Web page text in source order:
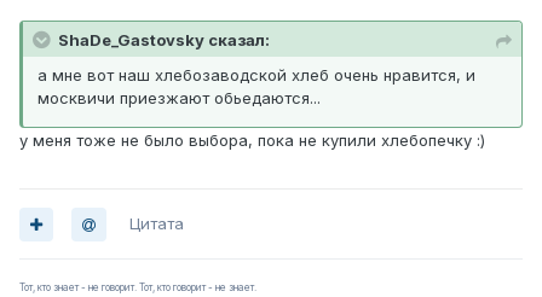
ShaDe_Gastovsky сказал:
а мне вот наш хлебозаводской хлеб очень нравится, и
москвичи приезжают обьедаются...
у меня тоже не было выбора, пока не купили хлебопечку :)
Цитата
Тот, кто знает - не говорит. Тот, кто говорит - не знает.